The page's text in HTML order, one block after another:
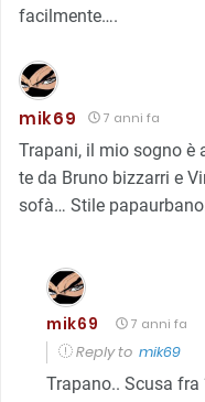
facilmente….
mik69 7 anni fa
Trapani, il mio sogno è
te da Bruno bizzarri e
sofà… Stile
mik69 7 anni fa
Reply to mik69
Trapano.. Scusa fra